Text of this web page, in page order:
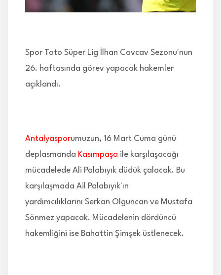
Spor Toto Süper Lig İlhan Cavcav Sezonu'nun
26. haftasında görev yapacak hakemler
açıklandı.
Antalyasporumuzun, 16 Mart Cuma günü
deplasmanda Kasımpaşa ile karşılaşacağı
mücadelede Ali Palabıyık düdük çalacak. Bu
karşılaşmada Ail Palabıyık'ın
yardımcılıklarını Serkan Olguncan ve Mustafa
Sönmez yapacak. Mücadelenin dördüncü
hakemliğini ise Bahattin Şimşek üstlenecek.